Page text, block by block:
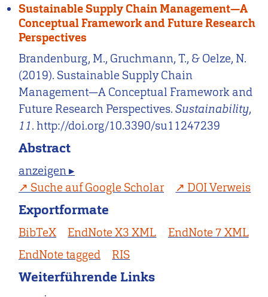
Sustainable Supply Chain Management—A
Conceptual Framework and Future Research
Perspectives
Brandenburg, M., Gruchmann, T., & Oelze, N.
(2019). Sustainable Supply Chain
Management—A Conceptual Framework and
Future Research Perspectives.Sustainability,
11. http://doi.org/10.3390/su11247239
Abstract
anzeigen ▸
Suche auf Google Scholar
DOI Verweis
Exportformate
BibTeX EndNote X3 XML
EndNote 7 XML
EndNote tagged
RIS
Weiterführende Links